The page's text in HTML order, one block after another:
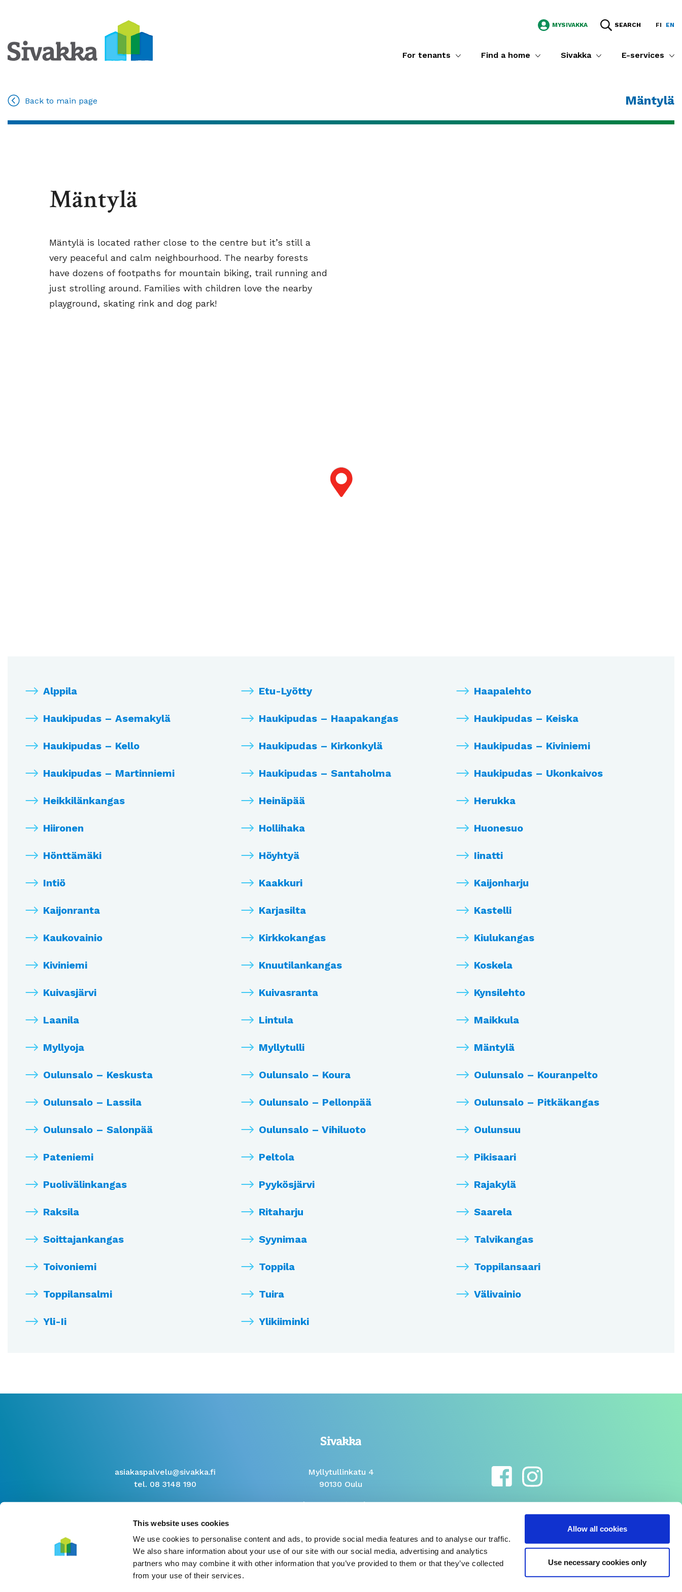
This website uses cookies
We use cookies to personalise content and ads, to provide social media features and to analyse our traffic.
We also share information about your use of our site with our social media, advertising and analytics
partners who may combine it with other information that you’ve provided to them or that they’ve collected
from your use of their services.
Allow all cookies
Use necessary cookies only
MYSIVAKKA SEARCH FI EN
For tenants Find a home Sivakka E-services
Back to main page Mäntylä
Mäntylä
Mäntylä is located rather close to the centre but it’s still a
very peaceful and calm neighbourhood. The nearby forests
have dozens of footpaths for mountain biking, trail running and
just strolling around. Families with children love the nearby
playground, skating rink and dog park!
Alppila Etu-Lyötty Haapalehto
Haukipudas – Asemakylä Haukipudas – Haapakangas Haukipudas – Keiska
Haukipudas – Kello Haukipudas – Kirkonkylä Haukipudas – Kiviniemi
Haukipudas – Martinniemi Haukipudas – Santaholma Haukipudas – Ukonkaivos
Heikkilänkangas Heinäpää Herukka
Hiironen Hollihaka Huonesuo
Hönttämäki Höyhtyä Iinatti
Intiö Kaakkuri Kaijonharju
Kaijonranta Karjasilta Kastelli
Kaukovainio Kirkkokangas Kiulukangas
Kiviniemi Knuutilankangas Koskela
Kuivasjärvi Kuivasranta Kynsilehto
Laanila Lintula Maikkula
Myllyoja Myllytulli Mäntylä
Oulunsalo – Keskusta Oulunsalo – Koura Oulunsalo – Kouranpelto
Oulunsalo – Lassila Oulunsalo – Pellonpää Oulunsalo – Pitkäkangas
Oulunsalo – Salonpää Oulunsalo – Vihiluoto Oulunsuu
Pateniemi Peltola Pikisaari
Puolivälinkangas Pyykösjärvi Rajakylä
Raksila Ritaharju Saarela
Soittajankangas Syynimaa Talvikangas
Toivoniemi Toppila Toppilansaari
Toppilansalmi Tuira Välivainio
Yli-Ii Ylikiiminki
asiakaspalvelu@sivakka.fi
tel. 08 3148 190
Myllytullinkatu 4
90130 Oulu
Phone Mon to Fri 9-12
Whistleblow report